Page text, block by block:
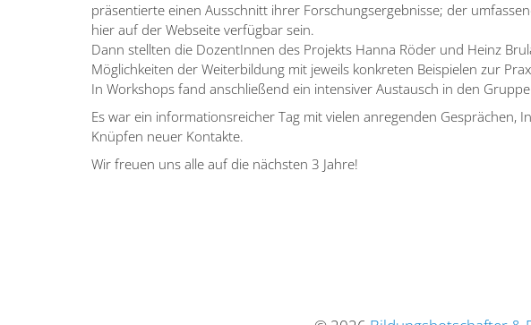
präsen­tierte einen Ausschnitt ihrer Forschungs­er­geb­nisse; der
hier auf der Webseite verfügbar sein.
Dann stellten die Dozen­tInnen des Projekts Hanna Röder und Heinz
Möglich­keiten der Weiter­bildung mit jeweils konkreten Beispielen zur
In Workshops fand anschließend ein inten­siver Austausch in den
Es war ein infor­ma­ti­ons­reicher Tag mit vielen anregenden Gesprächen,
Knüpfen neuer Kontakte.
Wir freuen uns alle auf die nächsten 3 Jahre!